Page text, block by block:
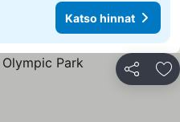
Katso hinnat
Jaa